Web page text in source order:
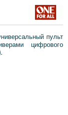
пульт
цифрового